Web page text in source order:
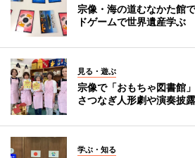
宗像・海の道むなかた館
ドゲームで世界遺産学ぶ
見る・遊ぶ
宗像で「おもちゃ図書
さつなぎ人形劇や演奏披露
学ぶ・知る